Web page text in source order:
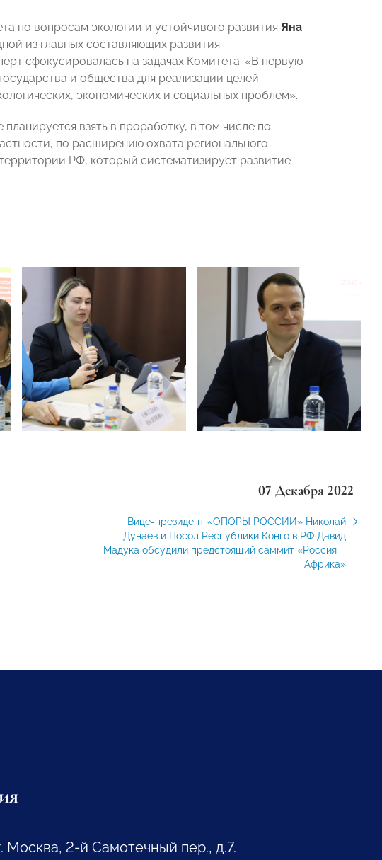
вопросам экологии и устойчивого развития Яна
из главных составляющих развития
сфокусировалась на задачах Комитета: «В первую
и общества для реализации целей
экономических и социальных проблем».
взять в проработку, в том числе по
по расширению охвата регионального
РФ, который систематизирует развитие
07 Декабря 2022
Вице-президент «ОПОРЫ РОССИИ» Николай
Дунаев и Посол Республики Конго в РФ Давид
Мадука обсудили предстоящий саммит «Россия—
Африка»
Москва, 2-й Самотечный пер., д.7.